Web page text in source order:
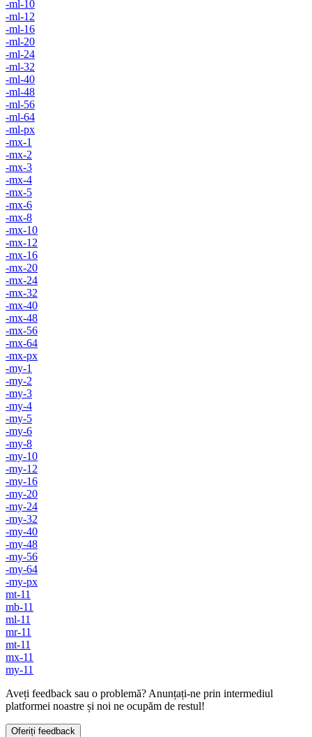
-ml-10
-ml-12
-ml-16
-ml-20
-ml-24
-ml-32
-ml-40
-ml-48
-ml-56
-ml-64
-ml-px
-mx-1
-mx-2
-mx-3
-mx-4
-mx-5
-mx-6
-mx-8
-mx-10
-mx-12
-mx-16
-mx-20
-mx-24
-mx-32
-mx-40
-mx-48
-mx-56
-mx-64
-mx-px
-my-1
-my-2
-my-3
-my-4
-my-5
-my-6
-my-8
-my-10
-my-12
-my-16
-my-20
-my-24
-my-32
-my-40
-my-48
-my-56
-my-64
-my-px
mt-11
mb-11
ml-11
mr-11
mt-11
mx-11
my-11
Aveți feedback sau o problemă? Anunțați-ne prin intermediul
platformei noastre și noi ne ocupăm de restul!
Oferiți feedback